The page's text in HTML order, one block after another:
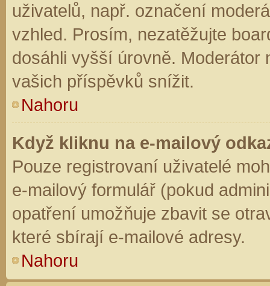
uživatelů, např. označení
vzhled. Prosím, nezatěžujte
dosáhli vyšší úrovně. Moderátor
vašich příspěvků snížit.
Nahoru
Když kliknu na e-mailový
Pouze registrovaní uživatelé
e-mailový formulář (pokud
opatření umožňuje zbavit se
které sbírají e-mailové adresy.
Nahoru